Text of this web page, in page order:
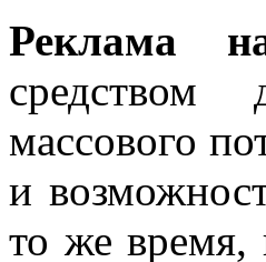
Реклама
средством
массового
и
то же время,